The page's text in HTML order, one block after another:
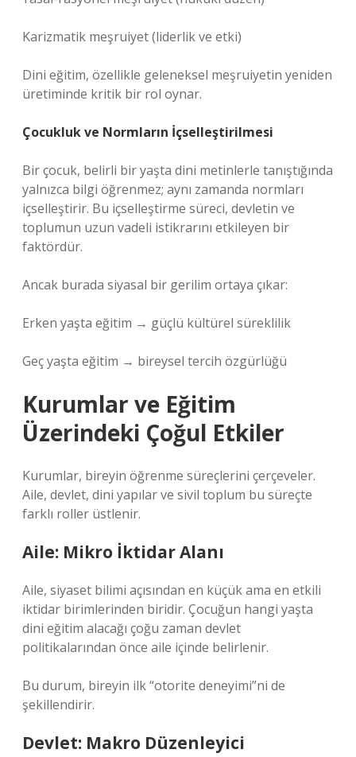
Karizmatik meşruiyet (liderlik ve etki)
Dini eğitim, özellikle geleneksel meşruiyetin yeniden
üretiminde kritik bir rol oynar.
Çocukluk ve Normların İçselleştirilmesi
Bir çocuk, belirli bir yaşta dini metinlerle tanıştığında
yalnızca bilgi öğrenmez; aynı zamanda normları
içselleştirir. Bu içselleştirme süreci, devletin ve
toplumun uzun vadeli istikrarını etkileyen bir
faktördür.
Ancak burada siyasal bir gerilim ortaya çıkar:
Erken yaşta eğitim → güçlü kültürel süreklilik
Geç yaşta eğitim → bireysel tercih özgürlüğü
Kurumlar ve Eğitim
Üzerindeki Çoğul Etkiler
Kurumlar, bireyin öğrenme süreçlerini çerçeveler.
Aile, devlet, dini yapılar ve sivil toplum bu süreçte
farklı roller üstlenir.
Aile: Mikro İktidar Alanı
Aile, siyaset bilimi açısından en küçük ama en etkili
iktidar birimlerinden biridir. Çocuğun hangi yaşta
dini eğitim alacağı çoğu zaman devlet
politikalarından önce aile içinde belirlenir.
Bu durum, bireyin ilk “otorite deneyimi”ni de
şekillendirir.
Devlet: Makro Düzenleyici